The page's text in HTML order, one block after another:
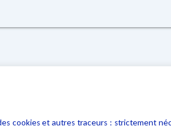
cookies et autres traceurs : strictement